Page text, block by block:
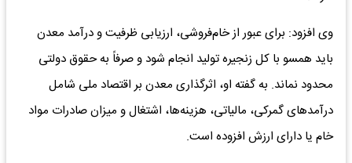
وی افزود: برای عبور از خام‌فروشی، ارزیابی ظرفیت و درآمد معدن
باید همسو با کل زنجیره تولید انجام شود و صرفاً به حقوق دولتی
محدود نماند. به گفته او، اثرگذاری معدن بر اقتصاد ملی شامل
درآمدهای گمرکی، مالیاتی، هزینه‌ها، اشتغال و میزان صادرات مواد
خام یا دارای ارزش افزوده است.